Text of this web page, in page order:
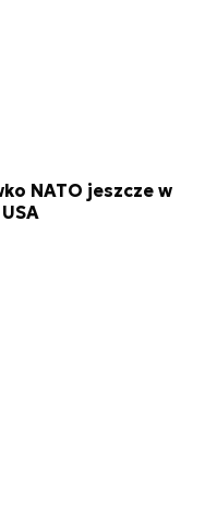
NATO jeszcze w